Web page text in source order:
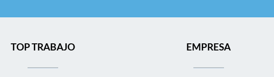
TOP TRABAJO EMPRESA